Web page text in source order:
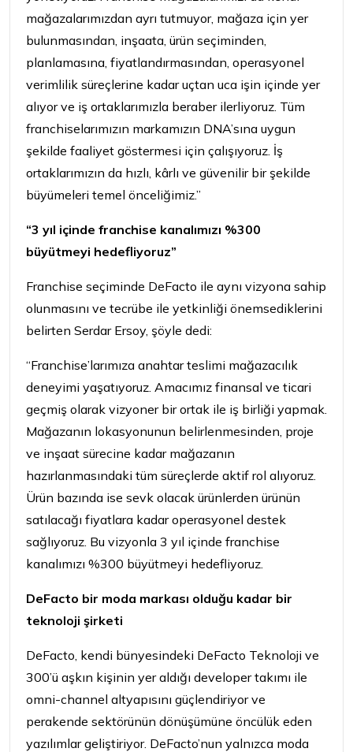
mağazalarımızdan ayrı tutmuyor, mağaza için yer
bulunmasından, inşaata, ürün seçiminden,
planlamasına, fiyatlandırmasından, operasyonel
verimlilik süreçlerine kadar uçtan uca işin içinde yer
alıyor ve iş ortaklarımızla beraber ilerliyoruz. Tüm
franchiselarımızın markamızın DNA’sına uygun
şekilde faaliyet göstermesi için çalışıyoruz. İş
ortaklarımızın da hızlı, kârlı ve güvenilir bir şekilde
büyümeleri temel önceliğimiz.”
“3 yıl içinde franchise kanalımızı %300
büyütmeyi hedefliyoruz”
Franchise seçiminde DeFacto ile aynı vizyona sahip
olunmasını ve tecrübe ile yetkinliği önemsediklerini
belirten Serdar Ersoy, şöyle dedi:
“Franchise’larımıza anahtar teslimi mağazacılık
deneyimi yaşatıyoruz. Amacımız finansal ve ticari
geçmiş olarak vizyoner bir ortak ile iş birliği yapmak.
Mağazanın lokasyonunun belirlenmesinden, proje
ve inşaat sürecine kadar mağazanın
hazırlanmasındaki tüm süreçlerde aktif rol alıyoruz.
Ürün bazında ise sevk olacak ürünlerden ürünün
satılacağı fiyatlara kadar operasyonel destek
sağlıyoruz. Bu vizyonla 3 yıl içinde franchise
kanalımızı %300 büyütmeyi hedefliyoruz.
DeFacto bir moda markası olduğu kadar bir
teknoloji şirketi
DeFacto, kendi bünyesindeki DeFacto Teknoloji ve
300’ü aşkın kişinin yer aldığı developer takımı ile
omni-channel altyapısını güçlendiriyor ve
perakende sektörünün dönüşümüne öncülük eden
yazılımlar geliştiriyor. DeFacto’nun yalnızca moda